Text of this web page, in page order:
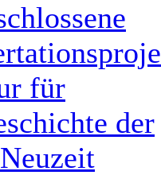
für
der